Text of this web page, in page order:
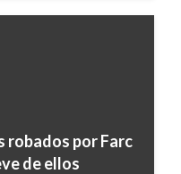
robados por Farc
de ellos